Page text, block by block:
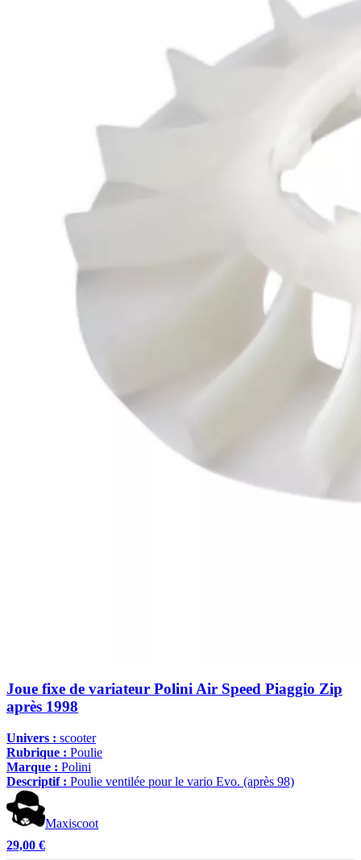
Joue fixe de variateur Polini Air Speed Piaggio Zip
après 1998
Univers : scooter
Rubrique : Poulie
Marque : Polini
Descriptif : Poulie ventilée pour le vario Evo. (après 98)
Maxiscoot
29,00 €